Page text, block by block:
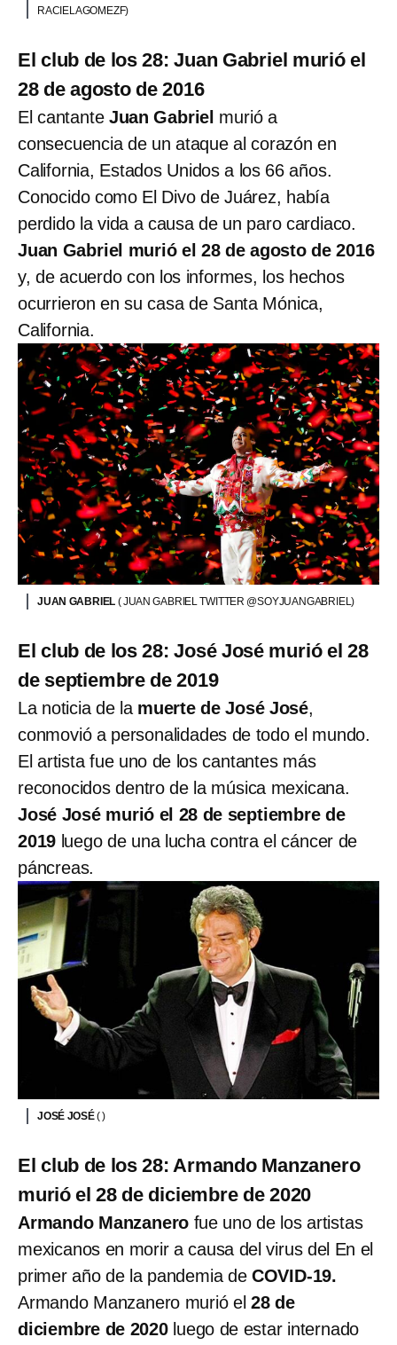
RACIELAGOMEZF)
El club de los 28: Juan Gabriel murió el
28 de agosto de 2016
El cantanteJuan Gabriel murió a
consecuencia de un ataque al corazón en
California, Estados Unidos a los 66 años.
Conocido como El Divo de Juárez, había
perdido la vida a causa de un paro cardiaco.
Juan Gabriel murió el 28 de agosto de 2016
y, de acuerdo con los informes, los hechos
ocurrieron en su casa de Santa Mónica,
California.
JUAN GABRIEL ( JUAN GABRIEL TWITTER @SOYJUANGABRIEL)
El club de los 28: José José murió el 28
de septiembre de 2019
La noticia de la muerte de José José,
conmovió a personalidades de todo el mundo.
El artista fue uno de los cantantes más
reconocidos dentro de la música mexicana.
José José murió el 28 de septiembre de
2019 luego de una lucha contra el cáncer de
páncreas.
JOSÉ JOSÉ( )
El club de los 28: Armando Manzanero
murió el 28 de diciembre de 2020
Armando Manzanero fue uno de los artistas
mexicanos en morir a causa del virus del En el
primer año de la pandemia de COVID-19.
Armando Manzanero murió el 28 de
diciembre de 2020 luego de estar internado